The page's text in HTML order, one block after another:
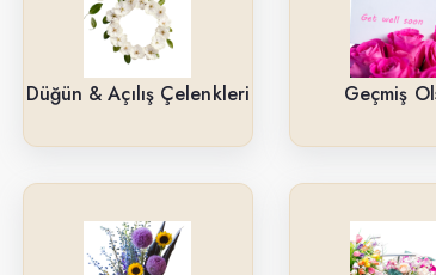
Yıl Dönümüne
Güller
Cenaze & Tören Çelenkleri
Tasarım Buketler
Orkideler
Düğün & Açılış Çelenkleri Geçmiş